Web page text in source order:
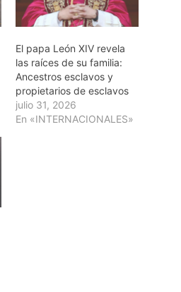
El papa León XIV revela
las raíces de su familia:
Ancestros esclavos y
propietarios de esclavos
julio 31, 2026
En «INTERNACIONALES»